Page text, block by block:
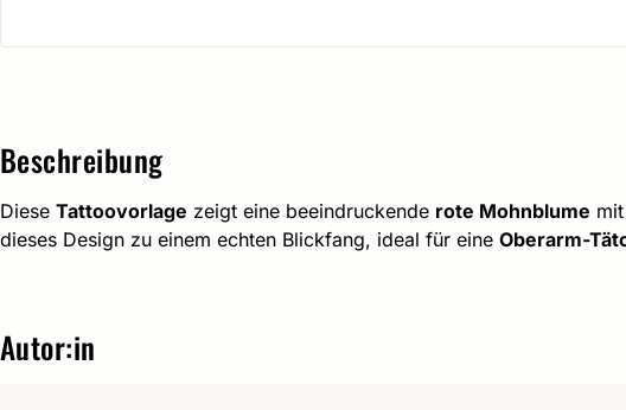
Beschreibung
Diese Tattoovorlage zeigt eine beeindruckende rote Mohnblume
dieses Design zu einem echten Blickfang, ideal für eine Oberarm-
Autor:in